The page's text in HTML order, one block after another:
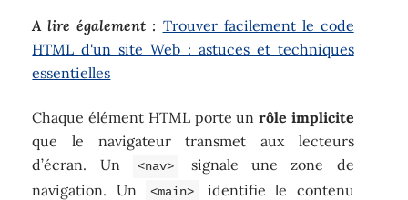
A lire également : Trouver facilement le code
HTML d'un site Web : astuces et techniques
essentielles
Chaque élément HTML porte un rôle implicite
que le navigateur transmet aux lecteurs
d’écran. Un
<nav>
signale une zone de
navigation. Un
<main>
identifie le contenu